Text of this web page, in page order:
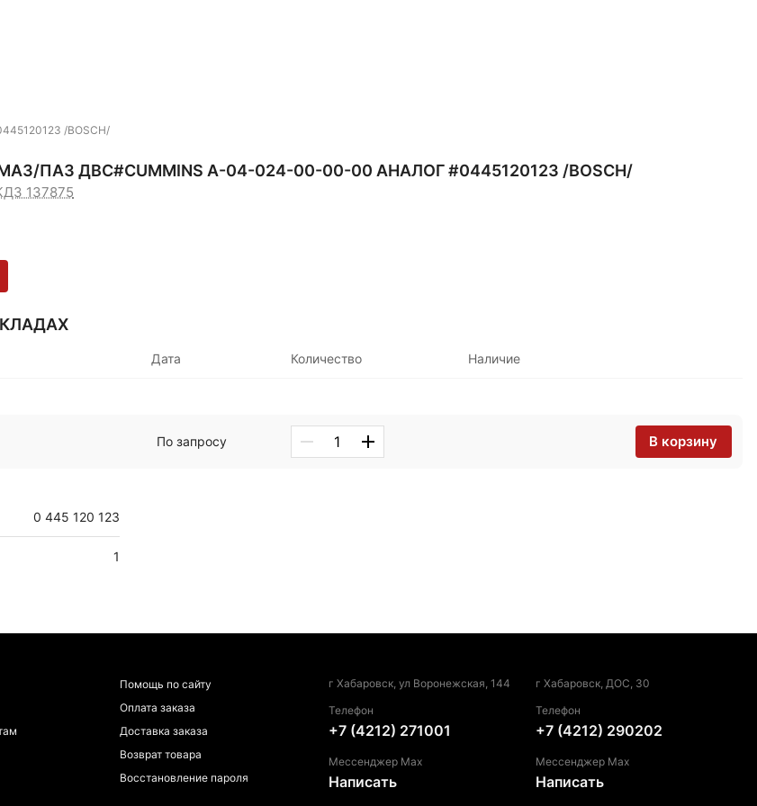
/BOSCH/
ПАЗ ДВС#CUMMINS А-04-024-00-00-00 АНАЛОГ #0445120123 /BOSCH/
137875
Дата Количество Наличие
По запросу В корзину
0 445 120 123
1
Помощь по сайту
Оплата заказа
Доставка заказа
Возврат товара
Восстановление пароля
г Хабаровск, ул Воронежская, 144
Телефон
+7 (4212) 271001
Мессенджер Max
Написать
г Хабаровск, ДОС, 30
Телефон
+7 (4212) 290202
Мессенджер Max
Написать